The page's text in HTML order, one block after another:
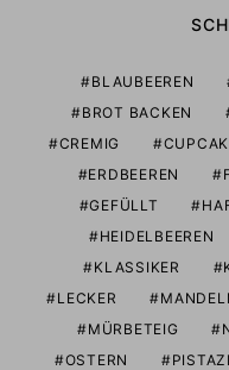
BLAUBEEREN
BROT BACKEN
CREMIG
ERDBEEREN
GEFÜLLT
HEIDELBEEREN
KLASSIKER
LECKER
MÜRBETEIG
OSTERN